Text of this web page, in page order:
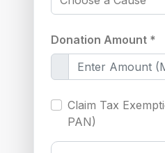
Donation Amount *
Claim Tax
PAN)